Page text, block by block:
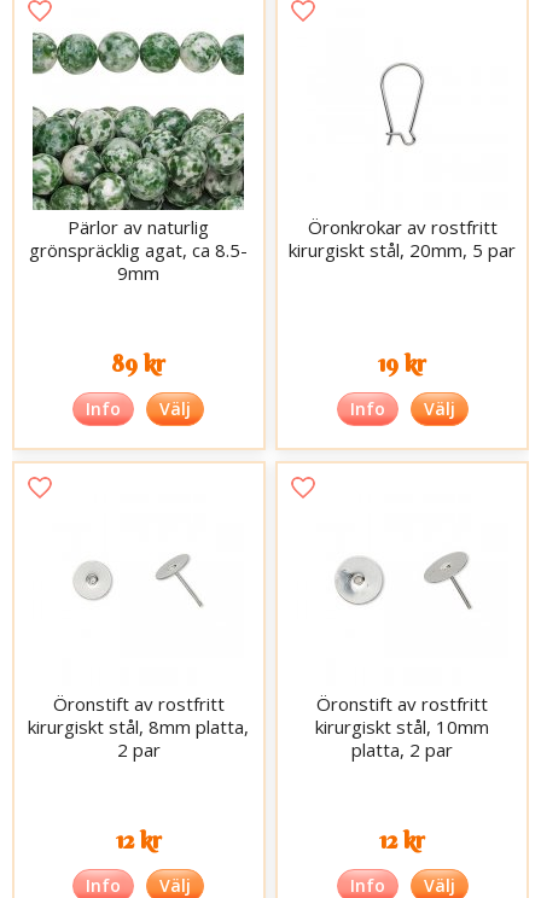
Pärlor av naturlig
grönspräcklig agat, ca 8.5-
9mm
89 kr
Info Välj
Öronkrokar av rostfritt
kirurgiskt stål, 20mm, 5 par
19 kr
Info Välj
Öronstift av rostfritt
kirurgiskt stål, 8mm platta,
2 par
12 kr
Info Välj
Öronstift av rostfritt
kirurgiskt stål, 10mm
platta, 2 par
12 kr
Info Välj